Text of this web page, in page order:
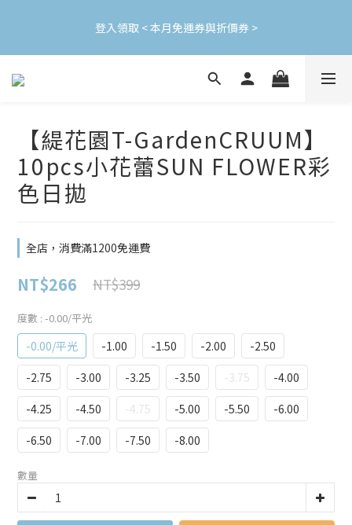
使用
登入領取 < 本月免運券與折價券 >
加入會員立即領$200購物金(效期30天) | 可與LINE新好友$50疊加
【緹花園T-GardenCRUUM】
10pcs小花蕾SUN FLOWER彩
色日拋
全店，消費滿1200免運費
NT$266 NT$399
度數 : -0.00/平光
-0.00/平光 -1.00 -1.50 -2.00
-2.50
-2.75
-3.00 -3.25 -3.50 -3.75
-4.00
-4.25
-4.50 -4.75 -5.00 -5.50
-6.00
-6.50
-7.00 -7.50 -8.00
數量